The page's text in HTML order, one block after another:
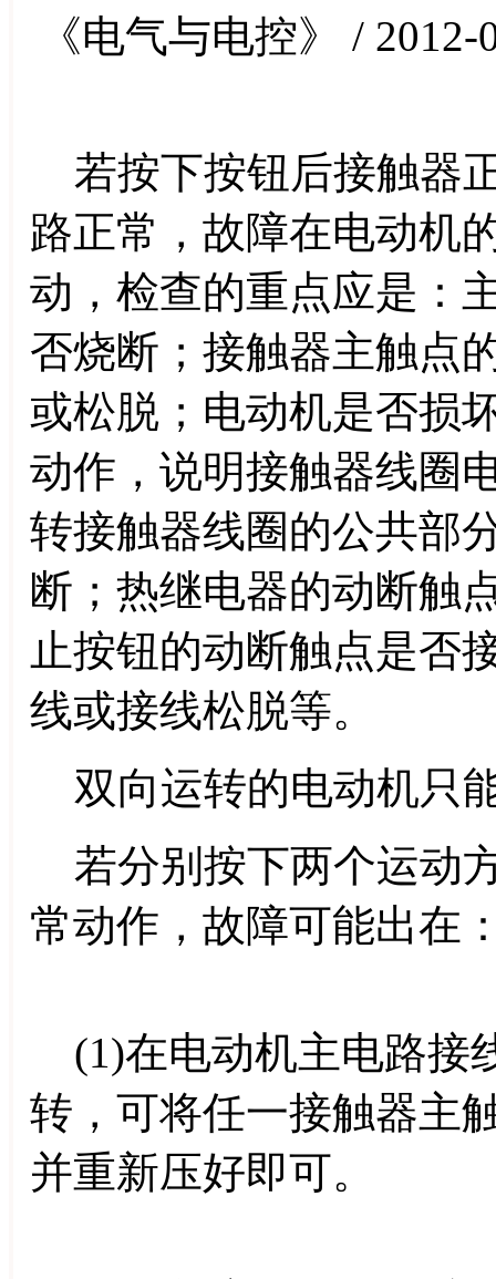
《电气与电控》 / 2012-
若按下按钮后接触器
路正常，故障在电动机
动，检查的重点应是：
否烧断；接触器主触点
或松脱；电动机是否损
动作，说明接触器线圈
转接触器线圈的公共部
断；热继电器的动断触
止按钮的动断触点是否
线或接线松脱等。
双向运转的电动机只
若分别按下两个运动
常动作，故障可能出在
(1)在电动机主电路接
转，可将任一接触器主
并重新压好即可。